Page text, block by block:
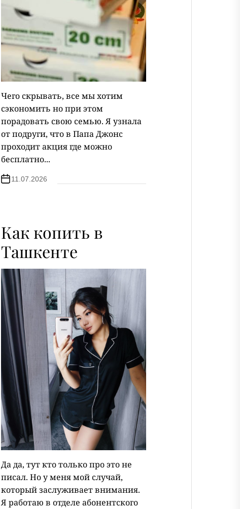
Чего скрывать, все мы хотим
сэкономить но при этом
порадовать свою семью. Я узнала
от подруги, что в Папа Джонс
проходит акция где можно
бесплатно...
11.07.2026
Как копить в
Ташкенте
Да да, тут кто только про это не
писал. Но у меня мой случай,
который заслуживает внимания.
Я работаю в отделе абонентского